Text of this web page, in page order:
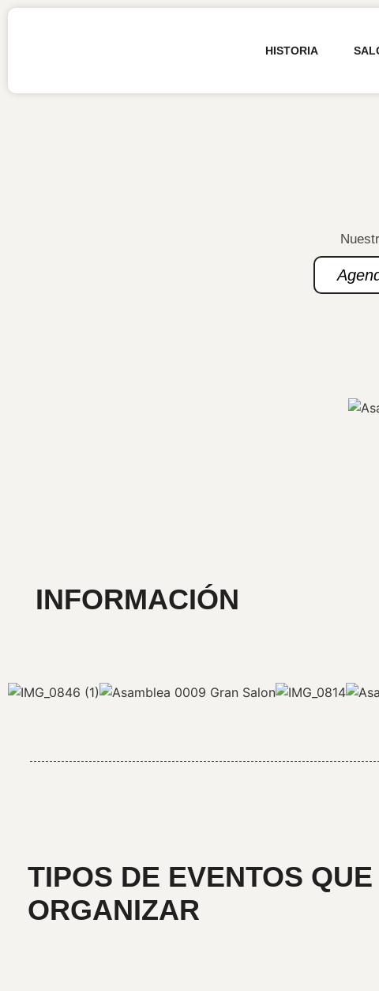
HISTORIA
INFORMACIÓN
TIPOS DE EVENTOS
ORGANIZAR